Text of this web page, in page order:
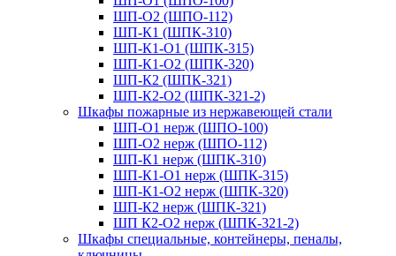
ШП-О2 (ШПО-112)
ШП-К1 (ШПК-310)
ШП-К1-О1 (ШПК-315)
ШП-К1-О2 (ШПК-320)
ШП-К2 (ШПК-321)
ШП-К2-О2 (ШПК-321-2)
Шкафы пожарные из нержавеющей стали
ШП-О1 нерж (ШПО-100)
ШП-О2 нерж (ШПО-112)
ШП-К1 нерж (ШПК-310)
ШП-К1-О1 нерж (ШПК-315)
ШП-К1-О2 нерж (ШПК-320)
ШП-К2 нерж (ШПК-321)
ШП К2-О2 нерж (ШПК-321-2)
Шкафы специальные, контейнеры, пеналы,